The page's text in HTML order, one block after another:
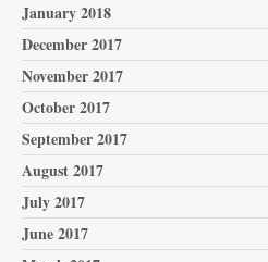
January 2018
December 2017
November 2017
October 2017
September 2017
August 2017
July 2017
June 2017